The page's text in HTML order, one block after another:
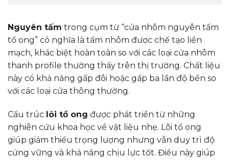
Nguyên tấm trong cụm từ “cửa nhôm nguyên tấm
tổ ong” có nghĩa là tấm nhôm được chế tạo liền
mạch, khác biệt hoàn toàn so với các loại cửa nhôm
thanh profile thường thấy trên thị trường. Chất liệu
này có khả năng gấp đôi hoặc gấp ba lần độ bền so
với các loại cửa thông thường.
Cấu trúc lõi tổ ong được phát triển từ những
nghiên cứu khoa học về vật liệu nhẹ. Lõi tổ ong
giúp giảm thiểu trọng lượng nhưng vẫn duy trì độ
cứng vững và khả năng chịu lực tốt. Điều này giúp